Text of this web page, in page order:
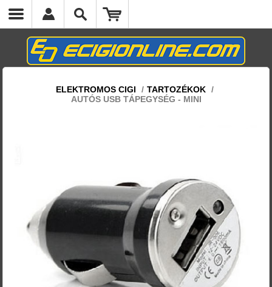
ELEKTROMOS CIGI / TARTOZÉKOK /
AUTÓS USB TÁPEGYSÉG - MINI